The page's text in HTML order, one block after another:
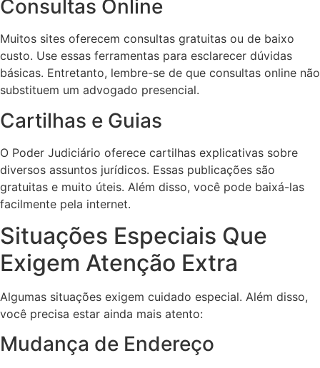
Consultas Online
Muitos sites oferecem consultas gratuitas ou de baixo
custo. Use essas ferramentas para esclarecer dúvidas
básicas. Entretanto, lembre-se de que consultas online não
substituem um advogado presencial.
Cartilhas e Guias
O Poder Judiciário oferece cartilhas explicativas sobre
diversos assuntos jurídicos. Essas publicações são
gratuitas e muito úteis. Além disso, você pode baixá-las
facilmente pela internet.
Situações Especiais Que
Exigem Atenção Extra
Algumas situações exigem cuidado especial. Além disso,
você precisa estar ainda mais atento:
Mudança de Endereço